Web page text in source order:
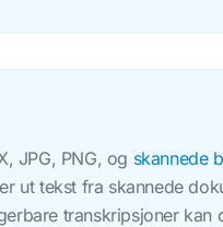
JPG, PNG, og skannede
ut tekst fra skannede
transkripsjoner kan